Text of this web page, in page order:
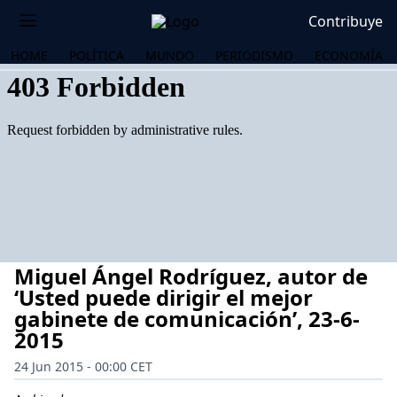
Contribuye
HOME POLÍTICA MUNDO PERIODISMO ECONOMÍA
Miguel Ángel Rodríguez, autor de
‘Usted puede dirigir el mejor
gabinete de comunicación’, 23-6-
2015
24 Jun 2015 - 00:00 CET